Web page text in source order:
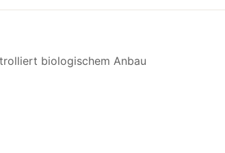
biologischem Anbau